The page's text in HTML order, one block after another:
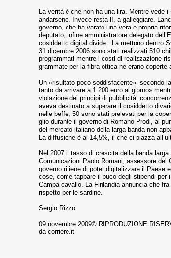
La verità è che non ha una lira. Mentre vede
andarse­ne. Invece resta lì, a galleggiare.
governo, che ha varato una vera e propria
deputato, infine ammi­nistratore delegato
cosiddetto digital divi­de . La mettono dentro
31 dicembre 2006 sono stati realizzati 510
programmati mentre i costi di realizzazione
grammate per la fibra ottica ne erano coperte
Un «risultato poco soddisfacente», secondo
tanto da arrivare a 1.200 euro al giorno»
violazione dei principi di pubblici­tà,
aveva destinato a superare il co­siddetto
nelle beffe, 50 sono stati prelevati per la
glio durante il governo di Romano Pro­di, al
del mer­cato italiano della larga banda non
La diffusione è al 14,5%, il che ci piazza
Nel 2007 il tasso di crescita della banda
Comu­nicazioni Paolo Romani, assessore del
governo ri­tiene di poter digitalizzare il Paese
cose, come tappare il buco degli stipendi per
Campa cavallo. La Fin­landia annuncia che
rispetto per le sardine.
Sergio Rizzo
09 novembre 2009© RIPRODUZIONE
da corriere.it